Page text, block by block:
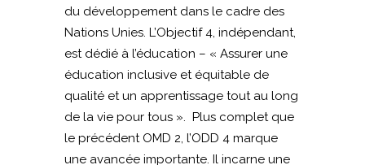
du développement dans le cadre des
Nations Unies. L’Objectif 4, indépendant,
est dédié à l’éducation – « Assurer une
éducation inclusive et équitable de
qualité et un apprentissage tout au long
de la vie pour tous ». Plus complet que
le précédent OMD 2, l’ODD 4 marque
une avancée importante. Il incarne une